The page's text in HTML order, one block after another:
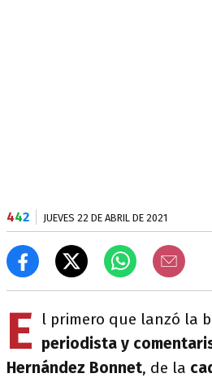
442 JUEVES 22 DE ABRIL DE 2021
E
l primero que lanzó la
periodista y
Hernández Bonnet, de la